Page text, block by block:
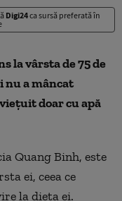
Digi24ca sursă preferată în
la vârsta de 75 de
nu a mâncat
doar cu apă
Quang Binh, este
ei, ceea ce
la dieta ei.